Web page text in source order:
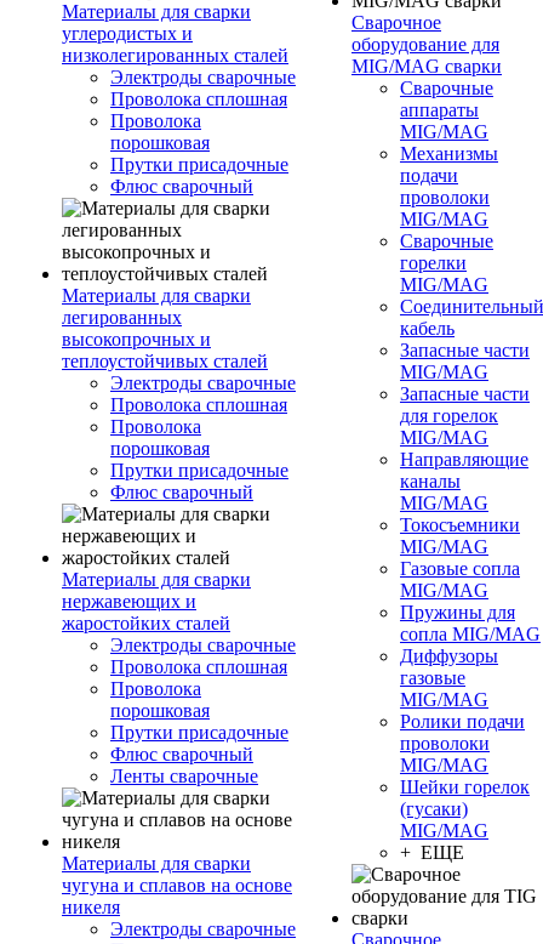
Материалы для сварки
углеродистых и
низколегированных сталей
Электроды сварочные
Проволока сплошная
Проволока
порошковая
Прутки присадочные
Флюс сварочный
Материалы для сварки
легированных
высокопрочных и
теплоустойчивых сталей
Электроды сварочные
Проволока сплошная
Проволока
порошковая
Прутки присадочные
Флюс сварочный
Материалы для сварки
нержавеющих и
жаростойких сталей
Электроды сварочные
Проволока сплошная
Проволока
порошковая
Прутки присадочные
Флюс сварочный
Ленты сварочные
Материалы для сварки
чугуна и сплавов на основе
никеля
Электроды сварочные
Сварочное
оборудование для
MIG/MAG сварки
Сварочные
аппараты
MIG/MAG
Механизмы
подачи
проволоки
MIG/MAG
Сварочные
горелки
MIG/MAG
Соединительный
кабель
Запасные части
MIG/MAG
Запасные части
для горелок
MIG/MAG
Направляющие
каналы
MIG/MAG
Токосъемники
MIG/MAG
Газовые сопла
MIG/MAG
Пружины для
сопла MIG/MAG
Диффузоры
газовые
MIG/MAG
Ролики подачи
проволоки
MIG/MAG
Шейки горелок
(гусаки)
MIG/MAG
+ ЕЩЕ
Сварочное